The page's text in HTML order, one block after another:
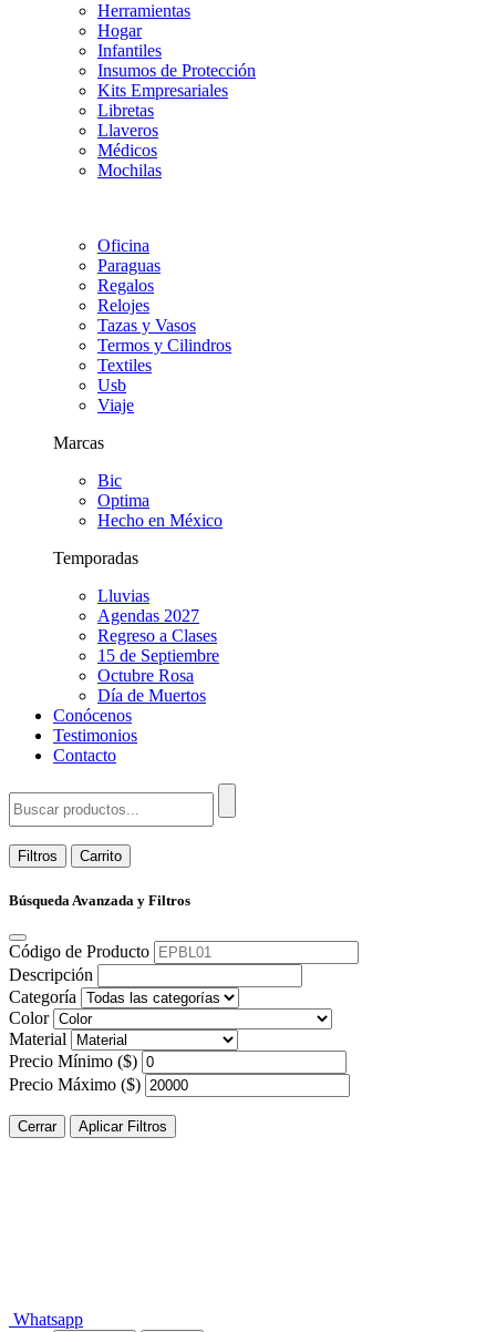
Herramientas
Hogar
Infantiles
Insumos de Protección
Kits Empresariales
Libretas
Llaveros
Médicos
Mochilas
Oficina
Paraguas
Regalos
Relojes
Tazas y Vasos
Termos y Cilindros
Textiles
Usb
Viaje
Marcas
Bic
Optima
Hecho en México
Temporadas
Lluvias
Agendas 2027
Regreso a Clases
15 de Septiembre
Octubre Rosa
Día de Muertos
Conócenos
Testimonios
Contacto
Filtros Carrito
Búsqueda Avanzada y Filtros
Código de Producto
Descripción
Categoría
Color
Material
Precio Mínimo ($)
Precio Máximo ($)
Cerrar Aplicar Filtros
Whatsapp